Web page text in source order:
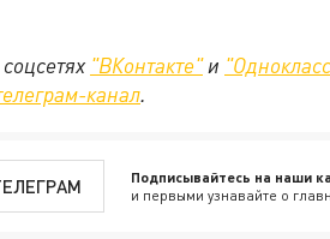
"ВКонтакте"и
канал.
Подписывайтесь на наши
и первыми узнавайте о